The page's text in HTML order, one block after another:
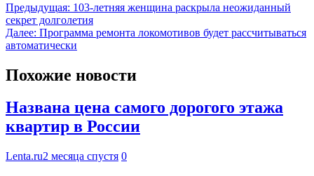
Предыдущая: 103-летняя женщина раскрыла неожиданный
секрет долголетия
Далее: Программа ремонта локомотивов будет рассчитываться
автоматически
Похожие новости
Названа цена самого дорогого этажа
квартир в России
Lenta.ru2 месяца спустя 0